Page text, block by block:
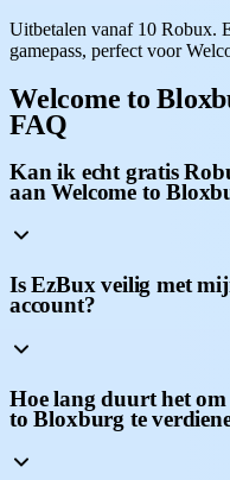
Uitbetalen vanaf 10 Robux.
gamepass, perfect voor
Welcome to
FAQ
Kan ik echt gratis
aan Welcome to
Is EzBux veilig met
account?
Hoe lang duurt het
to Bloxburg te